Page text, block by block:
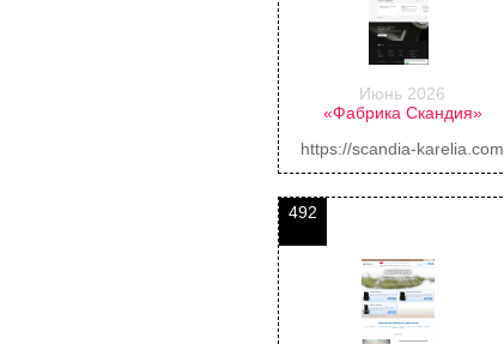
Июнь 2026
«Фабрика Скандия»
https://scandia-karelia.com
492